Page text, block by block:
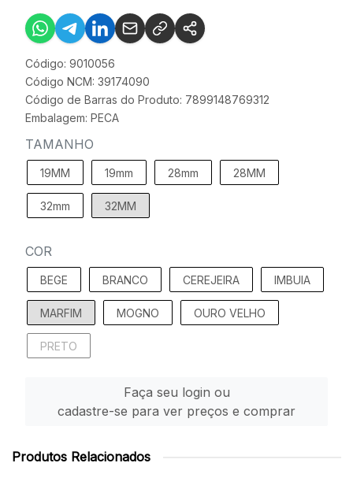
Código: 9010056
Código NCM: 39174090
Código de Barras do Produto: 7899148769312
Embalagem: PECA
TAMANHO
19MM 19mm 28mm 28MM
32mm 32MM
COR
BEGE BRANCO CEREJEIRA IMBUIA
MARFIM MOGNO OURO VELHO
PRETO
Faça seu login ou
cadastre-se para ver preços e comprar
Produtos Relacionados